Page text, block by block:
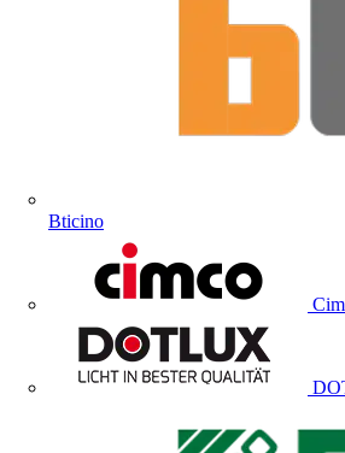
Bticino